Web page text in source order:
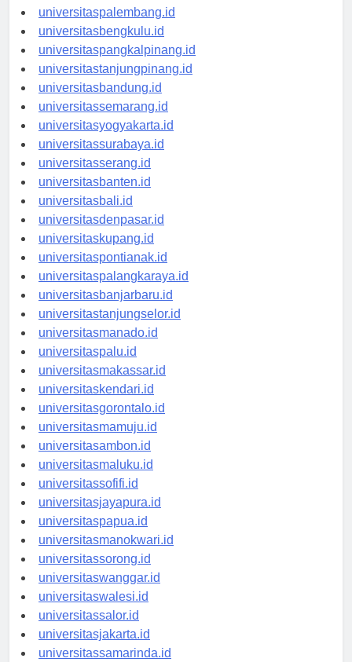
universitasjambi.id
universitaspalembang.id
universitasbengkulu.id
universitaspangkalpinang.id
universitastanjungpinang.id
universitasbandung.id
universitassemarang.id
universitasyogyakarta.id
universitassurabaya.id
universitasserang.id
universitasbanten.id
universitasbali.id
universitasdenpasar.id
universitaskupang.id
universitaspontianak.id
universitaspalangkaraya.id
universitasbanjarbaru.id
universitastanjungselor.id
universitasmanado.id
universitaspalu.id
universitasmakassar.id
universitaskendari.id
universitasgorontalo.id
universitasmamuju.id
universitasambon.id
universitasmaluku.id
universitassofifi.id
universitasjayapura.id
universitaspapua.id
universitasmanokwari.id
universitassorong.id
universitaswanggar.id
universitaswalesi.id
universitassalor.id
universitasjakarta.id